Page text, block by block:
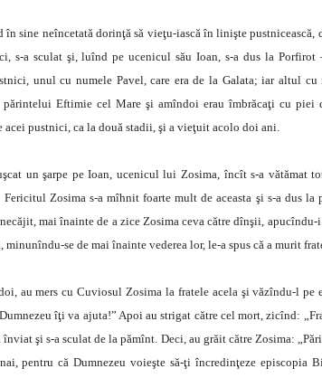
sine neîncetată dorinţă să vieţu-iască în linişte pustnicească,
s-a sculat şi, luînd pe ucenicul său Ioan, s-a dus la Porfirot
unul cu numele Pavel, care era de la Galata; iar altul
părintelui Eftimie cel Mare şi amîndoi erau îmbrăcaţi cu piei
acei pustnici, ca la două stadii, şi a vieţuit acolo doi ani.
un şarpe pe Ioan, ucenicul lui Zosima, încît s-a vătămat
Fericitul Zosima s-a mîhnit foarte mult de aceasta şi s-a dus
mai înainte de a zice Zosima ceva către dînşii,
minunîndu-se de mai înainte vederea lor, le-a spus că a murit
au mers cu Cuviosul Zosima la fratele acela şi văzîndu-l
îţi va ajuta!” Apoi au strigat către cel mort, zicînd:
şi s-a sculat de la pămînt. Deci, au grăit către Zosima:
pentru că Dumnezeu voieşte să-ţi încredinţeze episcopia